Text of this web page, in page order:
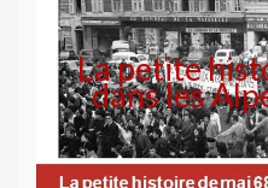
La petite
dans les